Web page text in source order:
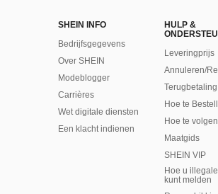
SHEIN INFO
Bedrijfsgegevens
Over SHEIN
Modeblogger
Carrières
Wet digitale diensten
Een klacht indienen
HULP &
Leveringprijs
Annuleren/
Terugbetaling
Hoe te
Hoe te volgen
Maatgids
SHEIN VIP
Hoe u
kunt melden